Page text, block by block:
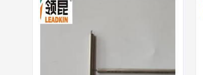
and instrument machine Sheath material:
0Cr18Ni10Ti, SS304S,SS316L,SS316, Cu
Sheath Dia(mm): φ3.0, φ4.0, φ6.0, φ8.0
Type for Sheath Wire Type K: Product